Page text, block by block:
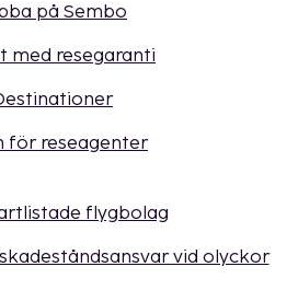
på Sembo
med resegaranti
för reseagenter
flygbolag
vid olyckor